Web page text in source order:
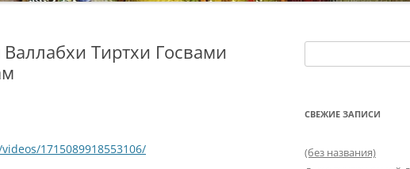
Тиртхи Госвами
1715089918553106/
СВЕЖИЕ ЗАПИСИ
(без названия)